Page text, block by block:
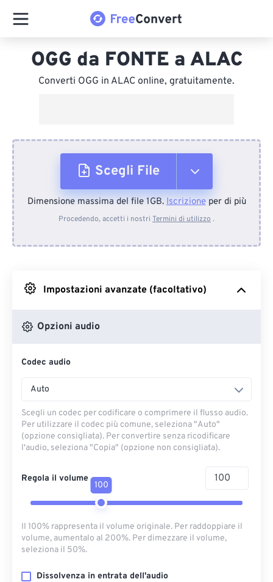
OGG da FONTE a ALAC
Converti OGG in ALAC online, gratuitamente.
Scegli File
Dal dispositivo
Da Google Drive
Dimensione massima del file 1GB.Iscrizioneper di più
Procedendo, accetti i nostri Termini di utilizzo .
Impostazioni avanzate (facoltativo)
Opzioni audio
Codec audio
Auto
Scegli un codec per codificare o comprimere il flusso audio.
Per utilizzare il codec più comune, seleziona "Auto"
(opzione consigliata). Per convertire senza ricodificare
l'audio, seleziona "Copia" (opzione non consigliata).
Regola il volume
100
Il 100% rappresenta il volume originale. Per raddoppiare il
volume, aumentalo al 200%. Per dimezzare il volume,
seleziona il 50%.
Dissolvenza in entrata dell'audio